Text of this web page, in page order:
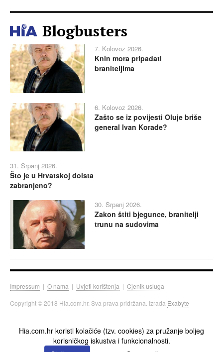
Blogbusters
7. Kolovoz 2026.
Knin mora pripadati
braniteljima
6. Kolovoz 2026.
Zašto se iz povijesti Oluje briše
general Ivan Korade?
31. Srpanj 2026.
Što je u Hrvatskoj doista
zabranjeno?
30. Srpanj 2026.
Zakon štiti bjegunce, branitelji
trunu na sudovima
Impressum | O nama | Uvjeti korištenja | Cjenik usluga
Copyright © 2018 Hia.com.hr. Sva prava pridržana. Izrada Exabyte
Hia.com.hr koristi kolačiće (tzv. cookies) za pružanje boljeg
korisničkog iskustva i funkcionalnosti.